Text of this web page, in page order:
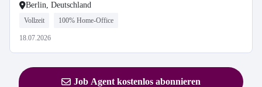
Berlin, Deutschland
Vollzeit 100% Home-Office
18.07.2026
Job Agent kostenlos abonnieren